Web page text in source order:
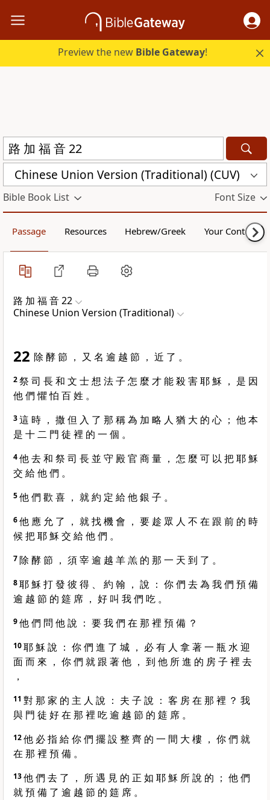
Preview the new Bible Gateway!
Chinese Union Version (Traditional) (CUV)
Bible Book List Font Size
Passage Resources Hebrew/Greek Your Content
路 加 福 音 22
Chinese Union Version (Traditional)
22 除 酵 節 ， 又 名 逾 越 節 ， 近 了 。
2祭 司 長 和 文 士 想 法 子 怎 麼 才 能 殺 害 耶 穌 ， 是 因
他 們 懼 怕 百 姓 。
3這 時 ， 撒 但 入 了 那 稱 為 加 略 人 猶 大 的 心 ； 他 本
是 十 二 門 徒 裡 的 一 個 。
4他 去 和 祭 司 長 並 守 殿 官 商 量 ， 怎 麼 可 以 把 耶 穌
交 給 他 們 。
5他 們 歡 喜 ， 就 約 定 給 他 銀 子 。
6他 應 允 了 ， 就 找 機 會 ， 要 趁 眾 人 不 在 跟 前 的 時
候 把 耶 穌 交 給 他 們 。
7除 酵 節 ， 須 宰 逾 越 羊 羔 的 那 一 天 到 了 。
8耶 穌 打 發 彼 得 、 約 翰 ， 說 ： 你 們 去 為 我 們 預 備
逾 越 節 的 筵 席 ， 好 叫 我 們 吃 。
9他 們 問 他 說 ： 要 我 們 在 那 裡 預 備 ？
10耶 穌 說 ： 你 們 進 了 城 ， 必 有 人 拿 著 一 瓶 水 迎
面 而 來 ， 你 們 就 跟 著 他 ， 到 他 所 進 的 房 子 裡 去
，
11 對 那 家 的 主 人 說 ： 夫 子 說 ： 客 房 在 那 裡 ？ 我
與 門 徒 好 在 那 裡 吃 逾 越 節 的 筵 席 。
12他 必 指 給 你 們 擺 設 整 齊 的 一 間 大 樓 ， 你 們 就
在 那 裡 預 備 。
13他 們 去 了 ， 所 遇 見 的 正 如 耶 穌 所 說 的 ； 他 們
就 預 備 了 逾 越 節 的 筵 席 。